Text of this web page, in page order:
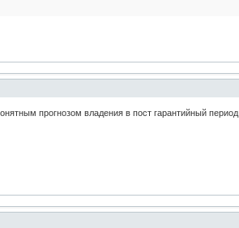
прогнозом владения в пост гарантийный период.